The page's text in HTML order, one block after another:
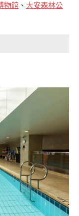
物館 、 大安森林公